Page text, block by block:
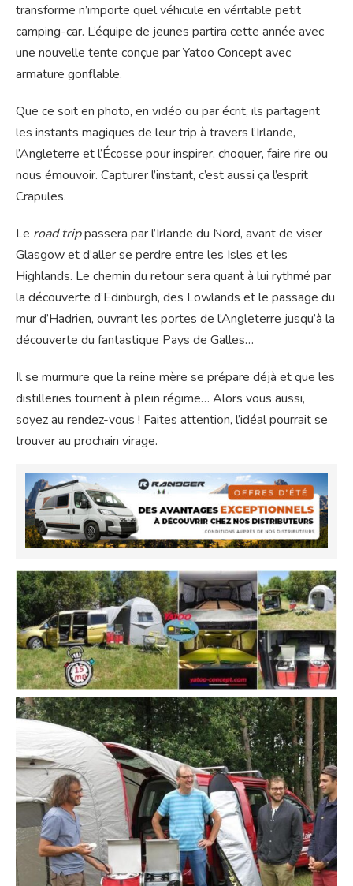
transforme n’importe quel véhicule en véritable petit
camping-car. L’équipe de jeunes partira cette année avec
une nouvelle tente conçue par Yatoo Concept avec
armature gonflable.
Que ce soit en photo, en vidéo ou par écrit, ils partagent
les instants magiques de leur trip à travers l’Irlande,
l’Angleterre et l’Écosse pour inspirer, choquer, faire rire ou
nous émouvoir. Capturer l’instant, c’est aussi ça l’esprit
Crapules.
Le road trippassera par l’Irlande du Nord, avant de viser
Glasgow et d’aller se perdre entre les Isles et les
Highlands. Le chemin du retour sera quant à lui rythmé par
la découverte d’Edinburgh, des Lowlands et le passage du
mur d’Hadrien, ouvrant les portes de l’Angleterre jusqu’à la
découverte du fantastique Pays de Galles…
Il se murmure que la reine mère se prépare déjà et que les
distilleries tournent à plein régime… Alors vous aussi,
soyez au rendez-vous ! Faites attention, l’idéal pourrait se
trouver au prochain virage.